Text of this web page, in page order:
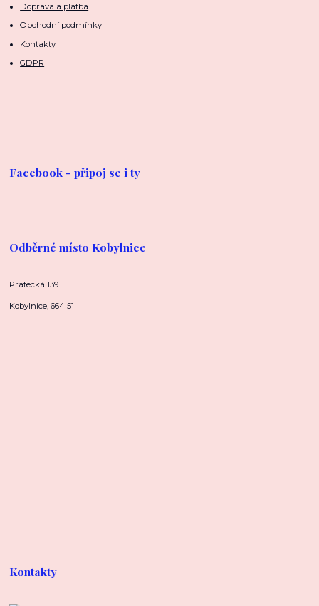
Doprava a platba
Obchodní podmínky
Kontakty
GDPR
Facebook - připoj se i ty
Odběrné místo Kobylnice
Pratecká 139
Kobylnice, 664 51
Kontakty